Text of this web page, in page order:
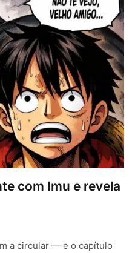
com Imu e revela
a circular — e o capítulo